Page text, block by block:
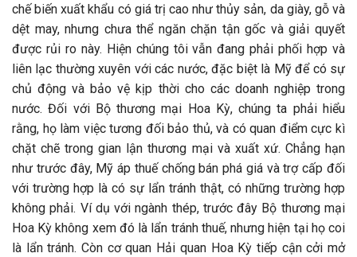
chế biến xuất khẩu có giá trị cao như thủy sản, da giày, gỗ và
dệt may, nhưng chưa thể ngăn chặn tận gốc và giải quyết
được rủi ro này. Hiện chúng tôi vẫn đang phải phối hợp và
liên lạc thường xuyên với các nước, đặc biệt là Mỹ để có sự
chủ động và bảo vệ kịp thời cho các doanh nghiệp trong
nước. Đối với Bộ thương mại Hoa Kỳ, chúng ta phải hiểu
rằng, họ làm việc tương đối bảo thủ, và có quan điểm cực kì
chặt chẽ trong gian lận thương mại và xuất xứ. Chẳng hạn
như trước đây, Mỹ áp thuế chống bán phá giá và trợ cấp đối
với trường hợp là có sự lẩn tránh thật, có những trường hợp
không phải. Ví dụ với ngành thép, trước đây Bộ thương mại
Hoa Kỳ không xem đó là lẩn tránh thuế, nhưng hiện tại họ coi
là lẩn tránh. Còn cơ quan Hải quan Hoa Kỳ tiếp cận cởi mở